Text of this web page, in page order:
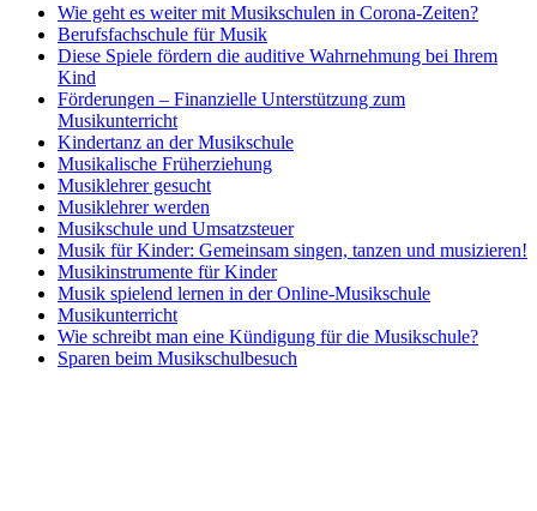
Wie geht es weiter mit Musikschulen in Corona-Zeiten?
Berufsfachschule für Musik
Diese Spiele fördern die auditive Wahrnehmung bei Ihrem
Kind
Förderungen – Finanzielle Unterstützung zum
Musikunterricht
Kindertanz an der Musikschule
Musikalische Früherziehung
Musiklehrer gesucht
Musiklehrer werden
Musikschule und Umsatzsteuer
Musik für Kinder: Gemeinsam singen, tanzen und musizieren!
Musikinstrumente für Kinder
Musik spielend lernen in der Online-Musikschule
Musikunterricht
Wie schreibt man eine Kündigung für die Musikschule?
Sparen beim Musikschulbesuch